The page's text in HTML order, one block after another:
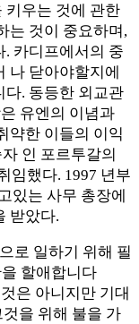
키우는 것에 관한
는 것이 중요하며,
. 카디프에서의 중
나 닫아야할지에
다. 동등한 외교관
유엔의 이념과
약한 이들의 이익
인 포르투갈의
임했다. 1997 년부
있는 사무 총장에
받았다.
로 일하기 위해 필
할애합니다
은 아니지만 기대
을 위해 불을 가